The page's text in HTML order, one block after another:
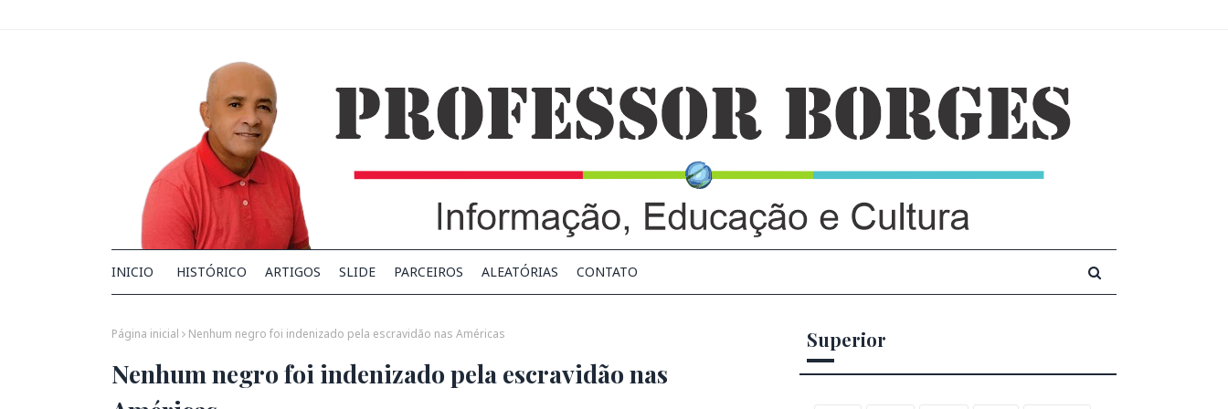
INICIO HISTÓRICO ARTIGOS SLIDE PARCEIROS ALEATÓRIAS CONTATO
Página inicial Nenhum negro foi indenizado pela escravidão nas Américas
Nenhum negro foi indenizado pela escravidão nas
Superior